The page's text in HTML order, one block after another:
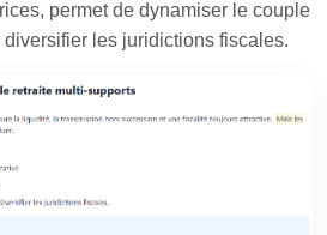
permet de dynamiser le couple
les juridictions fiscales.